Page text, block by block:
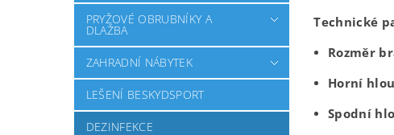
PRYŽOVÉ OBRUBNÍKY A
DLAŽBA
ZAHRADNÍ NÁBYTEK
LEŠENÍ BESKYDSPORT
DEZINFEKCE
Technické
Rozměr
Horní
Spodní